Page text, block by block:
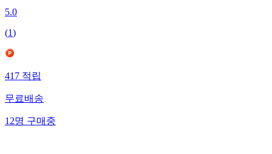
5.0
(1)
417적립
무료배송
12명구매중